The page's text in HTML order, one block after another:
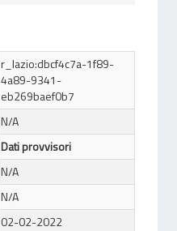
r_lazio:dbcf4c7a-1f89-
4a89-9341-
eb269baef0b7
N/A
Dati provvisori
N/A
N/A
02-02-2022